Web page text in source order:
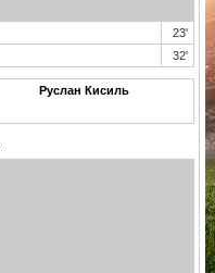
23'
32'
Руслан Кисиль